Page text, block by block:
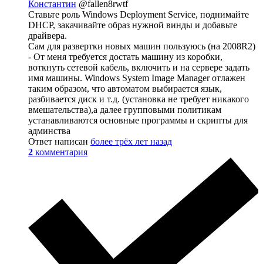
Константин @fallen8rwtf
Ставьте роль Windows Deployment Service, поднимайте
DHCP, закачивайте образ нужной винды и добавьте
драйвера.
Сам для развертки новых машин пользуюсь (на 2008R2)
- От меня требуется достать машину из коробки,
воткнуть сетевой кабель, включить и на сервере задать
имя машины. Windows System Image Manager отлажен
таким образом, что автоматом выбирается язык,
разбивается диск и т.д. (установка не требует никакого
вмешательства),а далее групповыми политикам
устанавливаются основные программы и скрипты для
админства
Ответ написан более трёх лет назад
2 комментария